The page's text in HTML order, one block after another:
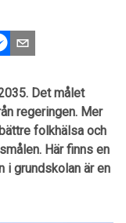
Det målet
regeringen. Mer
folkhälsa och
Här finns en
i grundskolan är en